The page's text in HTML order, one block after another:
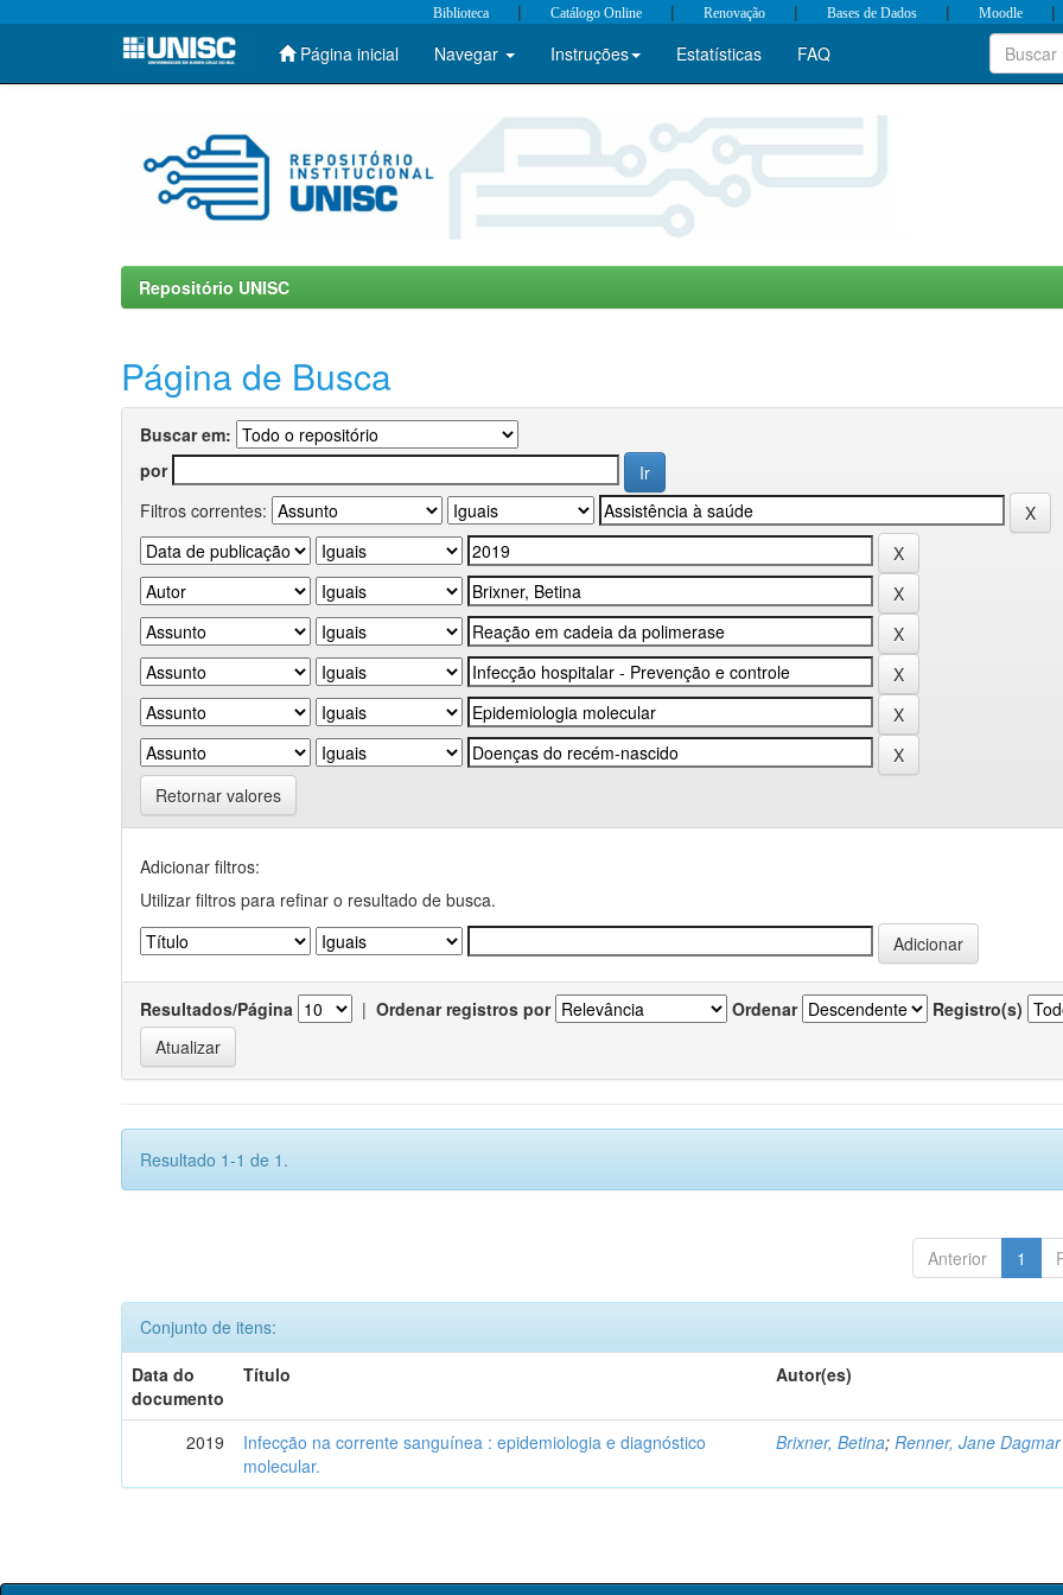
Skip
Biblioteca | Catálogo Online | Renovação | Bases de Dados | Moodle |
Página inicial Navegar Instruções Estatísticas FAQ
Repositório UNISC
Página de Busca
Buscar em:
por
Filtros correntes:
Retornar valores
Adicionar filtros:
Utilizar filtros para refinar o resultado de busca.
Resultados/Página | Ordenar registros por Ordenar Registro(s)
Resultado 1-1 de 1.
Anterior 1
Conjunto de itens:
Data do
documento
Título Autor(es)
2019
Infecção na corrente sanguínea : epidemiologia e diagnóstico
molecular.
Brixner, Betina;Renner, Jane